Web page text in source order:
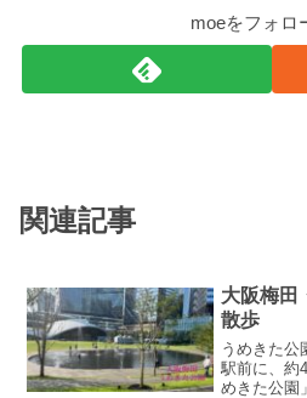
moeをフォロ
関連記事
大阪梅田
散歩
うめきた公
駅前に、約
めきた公園